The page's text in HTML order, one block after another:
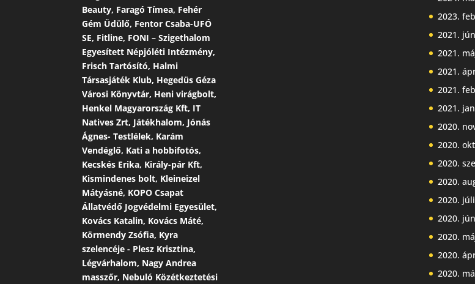
Beauty, Faragó Tímea, Fehér
Gém Üdülő, Fentor Csaba-UFÓ
SE, Fitline, FONI – Szigethalom
Egyesített Népjóléti Intézmény,
Frisch Tartósító, Halmi
Társasjáték Klub, Hegedüs Géza
Városi Könyvtár, Heni virágbolt,
Henkel Magyarország Kft, IT
Natives Zrt, Játékhalom, Jónás
Ágnes- Testlélek, Karám
Vendéglő, Kati a hobbifotós,
Kecskés Erika, Király-pár Kft,
Kismindenes bolt, Kleineizel
Mátyásné, KOPO Csapat
Állatvédő Jogvédelmi Egyesület,
Kovács Katalin, Kovács Máté,
Körmendy Zsófia, Kyra
szelencéje - Plesz Krisztina,
Légvárhalom, Nagy Andrea
masszőr, Nebuló Közétkeztetési
2023.
2021.
2021.
2021.
2021.
2021.
2020.
2020.
2020.
2020.
2020.
2020.
2020.
2020.
2020.